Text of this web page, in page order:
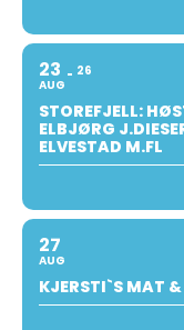
23
AUG
26
STOREFJELL:
ELBJØRG
ELVESTAD M.FL
27
AUG
KJERSTI`S MAT